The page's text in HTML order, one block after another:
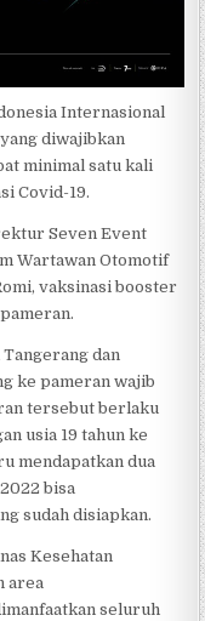
Internasional
diwajibkan
minimal satu kali
Covid-19.
Seven Event
Wartawan Otomotif
vaksinasi booster
Tangerang dan
ke pameran wajib
tersebut berlaku
usia 19 tahun ke
mendapatkan dua
bisa
sudah disiapkan.
Kesehatan
area
seluruh